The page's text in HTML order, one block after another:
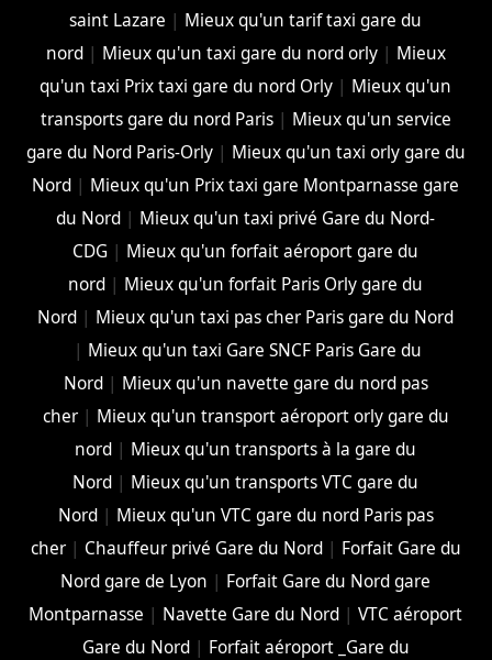
saint Lazare | Mieux qu'un tarif taxi gare du
nord| Mieux qu'un taxi gare du nord orly| Mieux
qu'un taxi Prix taxi gare du nord Orly | Mieux qu'un
transports gare du nord Paris| Mieux qu'un service
gare du Nord Paris-Orly| Mieux qu'un taxi orly gare du
Nord | Mieux qu'un Prix taxi gare Montparnasse gare
du Nord | Mieux qu'un taxi privé Gare du Nord-
CDG | Mieux qu'un forfait aéroport gare du
nord | Mieux qu'un forfait Paris Orly gare du
Nord | Mieux qu'un taxi pas cher Paris gare du Nord
| Mieux qu'un taxi Gare SNCF Paris Gare du
Nord| Mieux qu'un navette gare du nord pas
cher| Mieux qu'un transport aéroport orly gare du
nord | Mieux qu'un transports à la gare du
Nord | Mieux qu'un transports VTC gare du
Nord| Mieux qu'un VTC gare du nord Paris pas
cher| Chauffeur privé Gare du Nord| Forfait Gare du
Nord gare de Lyon | Forfait Gare du Nord gare
Montparnasse | Navette Gare du Nord |VTC aéroport
Gare du Nord| Forfait aéroport _Gare du